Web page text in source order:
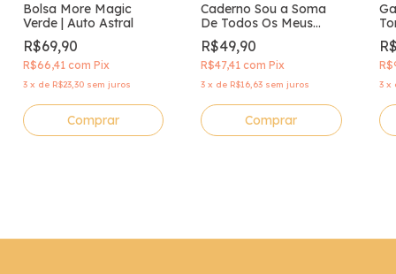
Bolsa More Magic
Verde | Auto Astral
R$69,90
R$66,41 com Pix
3 x de R$23,30 sem juros
Comprar
Caderno Sou a Soma
De Todos Os Meus
Esforços | Auto Astral
R$49,90
R$47,41com Pix
3 x de R$16,63 sem juros 3 x